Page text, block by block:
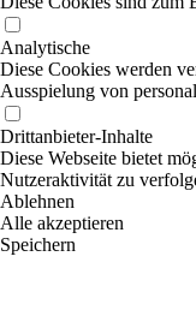
Analytische
Diese Cookies werden
Ausspielung von
Drittanbieter-Inhalte
Diese Webseite bietet
Nutzeraktivität zu
Ablehnen
Alle akzeptieren
Speichern